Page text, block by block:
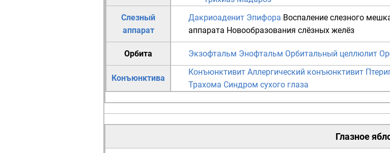
Слезный
аппарат
Дакриоаденит Эпифора Воспаление слезного
аппарата Новообразования слёзных желёз
Орбита Экзофтальм Энофтальм Орбитальный целлюлит
Конъюнктива
Конъюнктивит Аллергический конъюнктивит
Трахома Синдром сухого глаза
Глазное